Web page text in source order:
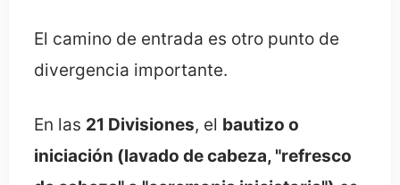
El camino de entrada es otro punto de
divergencia importante.
En las 21 Divisiones, el bautizo o
iniciación (lavado de cabeza, "refresco